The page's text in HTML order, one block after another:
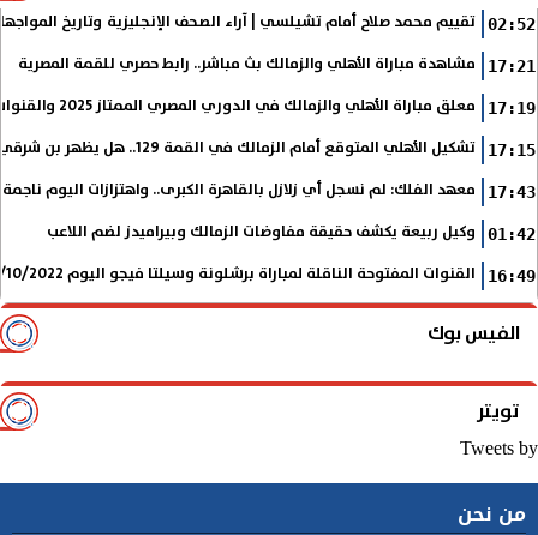
02:52 تقييم محمد صلاح أمام تشيلسي | آراء الصحف الإنجليزية وتاريخ
17:21 مشاهدة مباراة الأهلي والزمالك بث مباشر.. رابط حصري للقمة المصرية
17:19 معلق مباراة الأهلي والزمالك في الدوري المصري الممتاز 2025 والقنوات الناقلة
17:15 تشكيل الأهلي المتوقع أمام الزمالك في القمة 129.. هل يظهر بن شرقي؟
17:43 معهد الفلك: لم نسجل أي زلازل بالقاهرة الكبرى.. واهتزازات اليوم
01:42 وكيل ربيعة يكشف حقيقة مفاوضات الزمالك وبيراميدز لضم اللاعب
16:49 القنوات المفتوحة الناقلة لمباراة برشلونة وسيلتا فيجو اليوم 9/10/2022 في الدوري الإسباني
الفيس بوك
تويتر
Tweets by
من نحن